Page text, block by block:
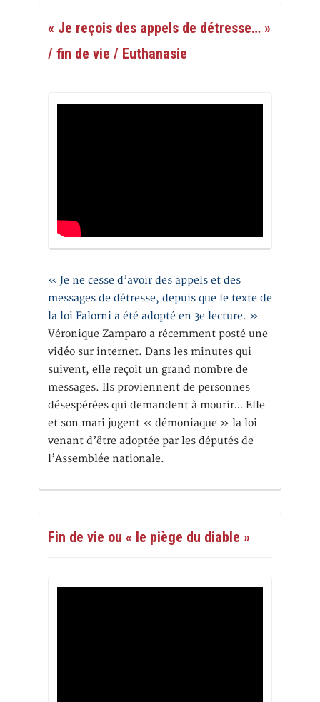
« Je reçois des appels de détresse… »
/ fin de vie / Euthanasie
« Je ne cesse d’avoir des appels et des
messages de détresse, depuis que le texte de
la loi Falorni a été adopté en 3e lecture. »
Véronique Zamparo a récemment posté une
vidéo sur internet. Dans les minutes qui
suivent, elle reçoit un grand nombre de
messages. Ils proviennent de personnes
désespérées qui demandent à mourir… Elle
et son mari jugent « démoniaque » la loi
venant d’être adoptée par les députés de
l’Assemblée nationale.
Fin de vie ou « le piège du diable »